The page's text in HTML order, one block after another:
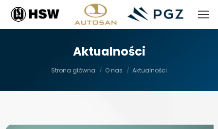
Aktualności
Strona główna O nas Aktualności